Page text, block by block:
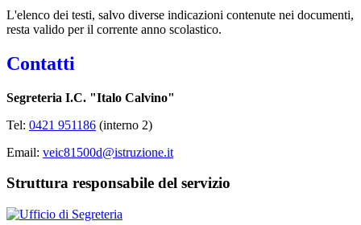
L'elenco dei testi, salvo diverse indicazioni contenute nei documenti,
resta valido per il corrente anno scolastico.
Contatti
Segreteria I.C. "Italo Calvino"
Tel: 0421 951186 (interno 2)
Email: veic81500d@istruzione.it
Struttura responsabile del servizio